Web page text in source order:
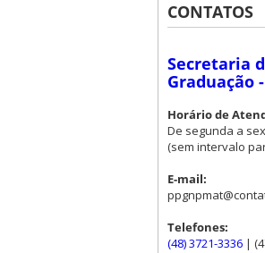
CONTATOS
Secretaria
Graduação
Horário de
De segunda a
(sem intervalo
E-mail:
Telefones:
(48) 3721-3336|